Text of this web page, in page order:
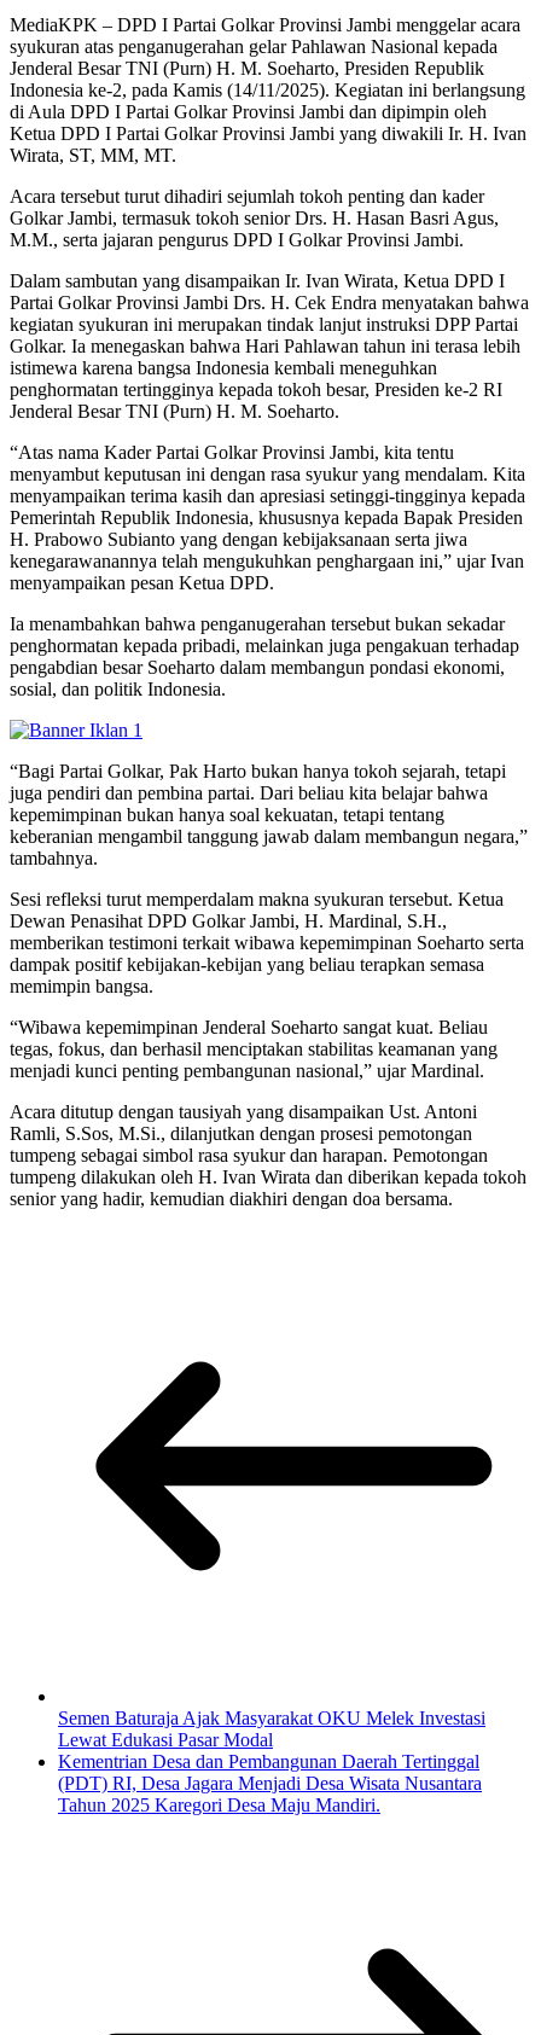
MediaKPK – DPD I Partai Golkar Provinsi Jambi menggelar acara
syukuran atas penganugerahan gelar Pahlawan Nasional kepada
Jenderal Besar TNI (Purn) H. M. Soeharto, Presiden Republik
Indonesia ke-2, pada Kamis (14/11/2025). Kegiatan ini berlangsung
di Aula DPD I Partai Golkar Provinsi Jambi dan dipimpin oleh
Ketua DPD I Partai Golkar Provinsi Jambi yang diwakili Ir. H. Ivan
Wirata, ST, MM, MT.
Acara tersebut turut dihadiri sejumlah tokoh penting dan kader
Golkar Jambi, termasuk tokoh senior Drs. H. Hasan Basri Agus,
M.M., serta jajaran pengurus DPD I Golkar Provinsi Jambi.
Dalam sambutan yang disampaikan Ir. Ivan Wirata, Ketua DPD I
Partai Golkar Provinsi Jambi Drs. H. Cek Endra menyatakan bahwa
kegiatan syukuran ini merupakan tindak lanjut instruksi DPP Partai
Golkar. Ia menegaskan bahwa Hari Pahlawan tahun ini terasa lebih
istimewa karena bangsa Indonesia kembali meneguhkan
penghormatan tertingginya kepada tokoh besar, Presiden ke-2 RI
Jenderal Besar TNI (Purn) H. M. Soeharto.
“Atas nama Kader Partai Golkar Provinsi Jambi, kita tentu
menyambut keputusan ini dengan rasa syukur yang mendalam. Kita
menyampaikan terima kasih dan apresiasi setinggi-tingginya kepada
Pemerintah Republik Indonesia, khususnya kepada Bapak Presiden
H. Prabowo Subianto yang dengan kebijaksanaan serta jiwa
kenegarawanannya telah mengukuhkan penghargaan ini,” ujar Ivan
menyampaikan pesan Ketua DPD.
Ia menambahkan bahwa penganugerahan tersebut bukan sekadar
penghormatan kepada pribadi, melainkan juga pengakuan terhadap
pengabdian besar Soeharto dalam membangun pondasi ekonomi,
sosial, dan politik Indonesia.
“Bagi Partai Golkar, Pak Harto bukan hanya tokoh sejarah, tetapi
juga pendiri dan pembina partai. Dari beliau kita belajar bahwa
kepemimpinan bukan hanya soal kekuatan, tetapi tentang
keberanian mengambil tanggung jawab dalam membangun negara,”
tambahnya.
Sesi refleksi turut memperdalam makna syukuran tersebut. Ketua
Dewan Penasihat DPD Golkar Jambi, H. Mardinal, S.H.,
memberikan testimoni terkait wibawa kepemimpinan Soeharto serta
dampak positif kebijakan-kebijan yang beliau terapkan semasa
memimpin bangsa.
“Wibawa kepemimpinan Jenderal Soeharto sangat kuat. Beliau
tegas, fokus, dan berhasil menciptakan stabilitas keamanan yang
menjadi kunci penting pembangunan nasional,” ujar Mardinal.
Acara ditutup dengan tausiyah yang disampaikan Ust. Antoni
Ramli, S.Sos, M.Si., dilanjutkan dengan prosesi pemotongan
tumpeng sebagai simbol rasa syukur dan harapan. Pemotongan
tumpeng dilakukan oleh H. Ivan Wirata dan diberikan kepada tokoh
senior yang hadir, kemudian diakhiri dengan doa bersama.
Semen Baturaja Ajak Masyarakat OKU Melek Investasi
Lewat Edukasi Pasar Modal
Kementrian Desa dan Pembangunan Daerah Tertinggal
(PDT) RI, Desa Jagara Menjadi Desa Wisata Nusantara
Tahun 2025 Karegori Desa Maju Mandiri.